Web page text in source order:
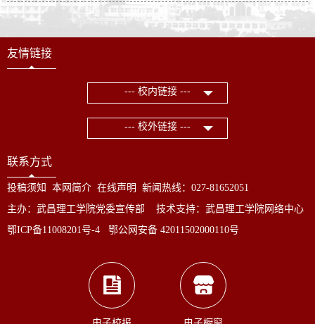
友情链接
--- 校内链接 ---
--- 校外链接 ---
联系方式
投稿须知 本网简介 在线声明
新闻热线：027-81652051
主办：武昌理工学院党委宣传部 技术支持：武昌理工学院网络中心
鄂ICP备11008201号-4 鄂公网安备 42011502000110号